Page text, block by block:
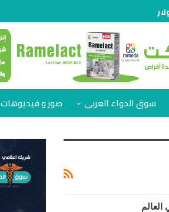
سوق الدواء العربى صور و فيديوهات
العالم